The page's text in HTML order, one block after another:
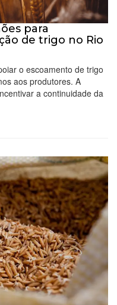
para
de trigo no Rio
o escoamento de trigo
aos produtores. A
a continuidade da